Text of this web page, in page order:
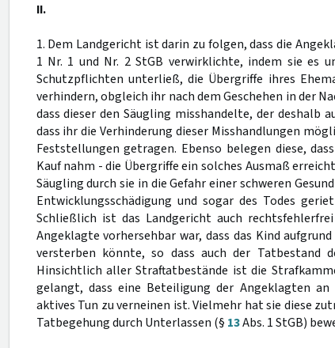
II.
1. Dem Landgericht ist darin zu folgen, dass die
1 Nr. 1 und Nr. 2 StGB verwirklichte, indem sie es
Schutzpflichten unterließ, die Übergriffe ihres
verhindern, obgleich ihr nach dem Geschehen in der
dass dieser den Säugling misshandelte, der deshalb
dass ihr die Verhinderung dieser Misshandlungen
Feststellungen getragen. Ebenso belegen diese,
Kauf nahm - die Übergriffe ein solches Ausmaß
Säugling durch sie in die Gefahr einer schweren
Entwicklungsschädigung und sogar des Todes
Schließlich ist das Landgericht auch
Angeklagte vorhersehbar war, dass das Kind
versterben könnte, so dass auch der Tatbestand
Hinsichtlich aller Straftatbestände ist die
gelangt, dass eine Beteiligung der Angeklagten
aktives Tun zu verneinen ist. Vielmehr hat sie diese
Tatbegehung durch Unterlassen (§ 13Abs. 1 StGB)